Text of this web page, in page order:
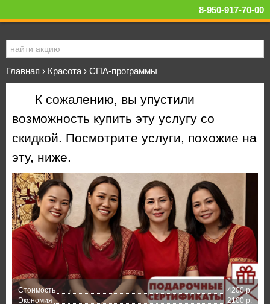
8-950-917-70-00
Главная › Красота › СПА-программы
К сожалению, вы упустили
возможность купить эту услугу со
скидкой. Посмотрите услуги, похожие на
эту, ниже.
Стоимость
4200 р.
Экономия
2100 р.